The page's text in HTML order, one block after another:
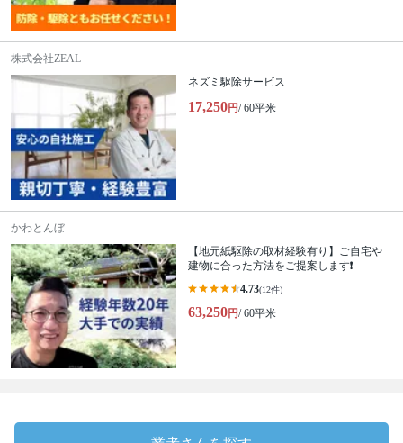
株式会社ZEAL
ネズミ駆除サービス
17,250円/ 60平米
かわとんぼ
【地元紙駆除の取材経験有り】ご自宅や
建物に合った方法をご提案します❗️
4.73(12件)
63,250円/ 60平米